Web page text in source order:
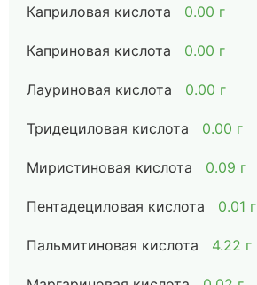
Каприловая кислота 0.00 г
Каприновая кислота 0.00 г
Лауриновая кислота 0.00 г
Тридециловая кислота 0.00 г
Миристиновая кислота 0.09 г
Пентадециловая кислота 0.01 г
Пальмитиновая кислота 4.22 г